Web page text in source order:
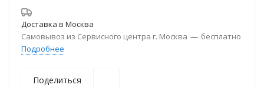
Доставка в Москва
Самовывоз из Сервисного центра г. Москва — бесплатно
Подробнее
Поделиться